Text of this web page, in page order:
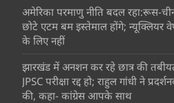
अमेरिका परमाणु नीति बदल रहा:रूस-
छोटे एटम बम इस्तेमाल होंगे; न्यूक्लियर
के लिए नहीं
झारखंड में अनशन कर रहे छात्र की
JPSC परीक्षा रद्द हो; राहुल गांधी ने
की, कहा- कांग्रेस आपके साथ